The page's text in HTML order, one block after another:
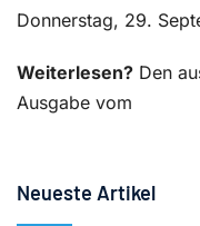
Donnerstag, 29.
Weiterlesen? Den
Ausgabe vom
Neueste Artikel